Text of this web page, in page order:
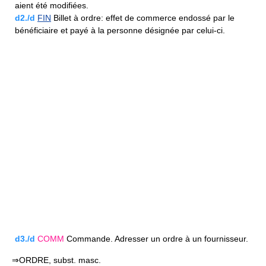
aient été modifiées.
d2./d FIN Billet à ordre: effet de commerce endossé par le
bénéficiaire et payé à la personne désignée par celui-ci.
d3./d COMM Commande. Adresser un ordre à un fournisseur.
⇒ORDRE, subst. masc.